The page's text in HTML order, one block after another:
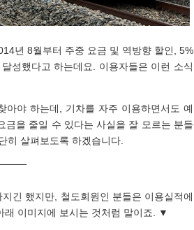
년 8월부터 주중 요금 및 역방향 할인, 5%
성했다고 하는데요. 이용자들은 이런 소식
아야 하는데, 기차를 자주 이용하면서도 예
을 줄일 수 있다는 사실을 잘 모르는 분들
히 살펴보도록 하겠습니다.
긴 했지만, 철도회원인 분들은 이용실적에
래 이미지에 보시는 것처럼 말이죠. ▼